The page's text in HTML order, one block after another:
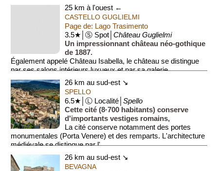
25 km à l'ouest ←
CASTELLO GUGLIELMI
Page de: Lago Trasimento
3.5★│Ⓢ Spot│Château Guglielmi
Un impressionnant château néo-gothique
de 1887.
Également appelé Château Isabella, le château se distingue
par ses salons intérieurs luxueux et par sa galerie
d'exposition de peintures et d'objets...
26 km au sud-est ↘
SPELLO
6.5★│Ⓛ Localité│Spello
Cette cité (8·700 habitants) conserve
d'importants vestiges romains,
La cité conserve notamment des portes
monumentales (Porta Venere) et des remparts. L'architecture
médiévale se distingue par l'...
26 km au sud-est ↘
BEVAGNA